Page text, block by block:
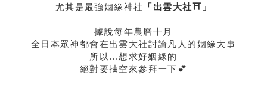
尤其是最強姻緣神社
「出雲大社⛩」
據說每年農曆十月
全日本眾神都會在出雲大社討論凡人的姻緣大事
所以...想求好姻緣的
絕對要抽空來參拜一下💕